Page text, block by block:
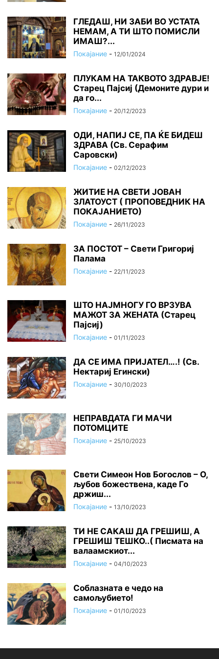
ГЛЕДАШ, НИ ЗАБИ ВО УСТАТА
НЕМАМ, А ТИ ШТО ПОМИСЛИ
ИМАШ?...
Покајание - 12/01/2024
ПЛУКАМ НА ТАКВОТО ЗДРАВЈЕ!
Старец Пајсиј (Демоните дури и
да го...
Покајание - 20/12/2023
ОДИ, НАПИЈ СЕ, ПА ЌЕ БИДЕШ
ЗДРАВА (Св. Серафим
Саровски)
Покајание - 02/12/2023
ЖИТИЕ НА СВЕТИ ЈОВАН
ЗЛАТОУСТ ( ПРОПОВЕДНИК НА
ПОКАЈАНИЕТО)
Покајание - 26/11/2023
ЗА ПОСТОТ – Свети Григориј
Палама
Покајание - 22/11/2023
ШТО НАЈМНОГУ ГО ВРЗУВА
МАЖОТ ЗА ЖЕНАТА (Старец
Пајсиј)
Покајание - 01/11/2023
ДА СЕ ИМА ПРИЈАТЕЛ….! (Св.
Нектариј Егински)
Покајание - 30/10/2023
НЕПРАВДАТА ГИ МАЧИ
ПОТОМЦИТЕ
Покајание - 25/10/2023
Свети Симеон Нов Богослов – О,
љубов божествена, каде Го
држиш...
Покајание - 13/10/2023
ТИ НЕ САКАШ ДА ГРЕШИШ, А
ГРЕШИШ ТЕШКО..( Писмата на
валаамскиот...
Покајание - 04/10/2023
Соблазната е чедо на
самољубието!
Покајание - 01/10/2023